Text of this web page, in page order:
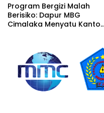
Program Bergizi Malah
Berisiko: Dapur MBG
Cimalaka Menyatu Kantor